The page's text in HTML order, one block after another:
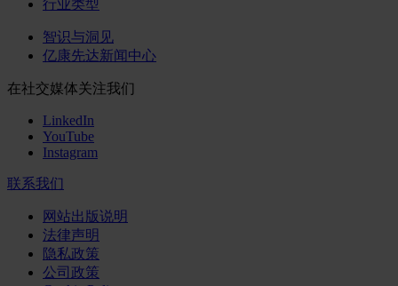
行业类型
智识与洞见
亿康先达新闻中心
在社交媒体关注我们
LinkedIn
YouTube
Instagram
联系我们
网站出版说明
法律声明
隐私政策
公司政策